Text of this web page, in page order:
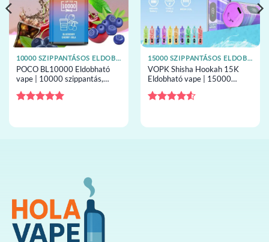
10000 SZIPPANTÁSOS ELDOBHATÓ VAPE-EK
POCO BL10000 Eldobható
vape | 10000 szippantás,
eldobható vape
15000 SZIPPANTÁSOS ELDOBHATÓ VAPE-EK
VOPK Shisha Hookah 15K
Eldobható vape | 15000
eldobható vape